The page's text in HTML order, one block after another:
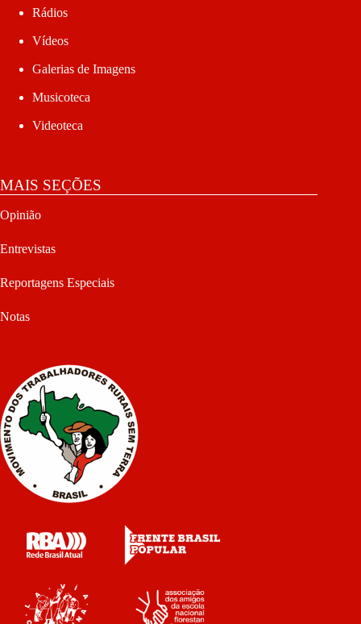
Rádios
Vídeos
Galerias de Imagens
Musicoteca
Videoteca
MAIS SEÇÕES
Opinião
Entrevistas
Reportagens Especiais
Notas